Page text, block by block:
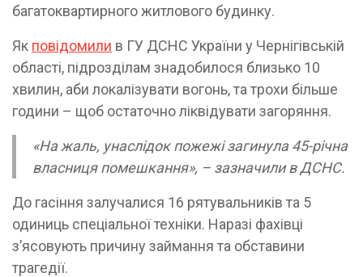
багатоквартирного житлового будинку.
Як повідомили в ГУ ДСНС України у Чернігівській
області, підрозділам знадобилося близько 10
хвилин, аби локалізувати вогонь, та трохи більше
години – щоб остаточно ліквідувати загоряння.
«На жаль, унаслідок пожежі загинула 45-річна
власниця помешкання», – зазначили в ДСНС.
До гасіння залучалися 16 рятувальників та 5
одиниць спеціальної техніки. Наразі фахівці
з’ясовують причину займання та обставини
трагедії.